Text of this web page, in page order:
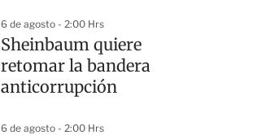
6 de agosto - 2:00 Hrs
Sheinbaum quiere
retomar la bandera
anticorrupción
6 de agosto - 2:00 Hrs